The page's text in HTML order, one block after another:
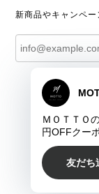
新商品やキャンペー